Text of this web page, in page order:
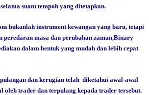
suatu tempoh yang ditetapkan.
bukanlah instrument kewangan yang baru, tetapi
peredaran masa dan perubahan zaman,Binary
dalam bentuk yang mudah dan lebih cepat
pulangan dan kerugian telah diketahui awal-awal
trader dan terpulang kepada trader tersebut.